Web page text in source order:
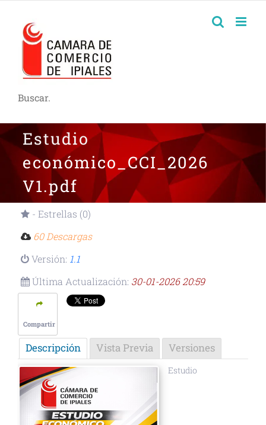
Buscar.
Estudio
económico_CCI_2026
V1.pdf
- Estrellas (0)
60 Descargas
Versión: 1.1
Última Actualización: 30-01-2026 20:59
Compartir
Descripción Vista Previa Versiones
Estudio